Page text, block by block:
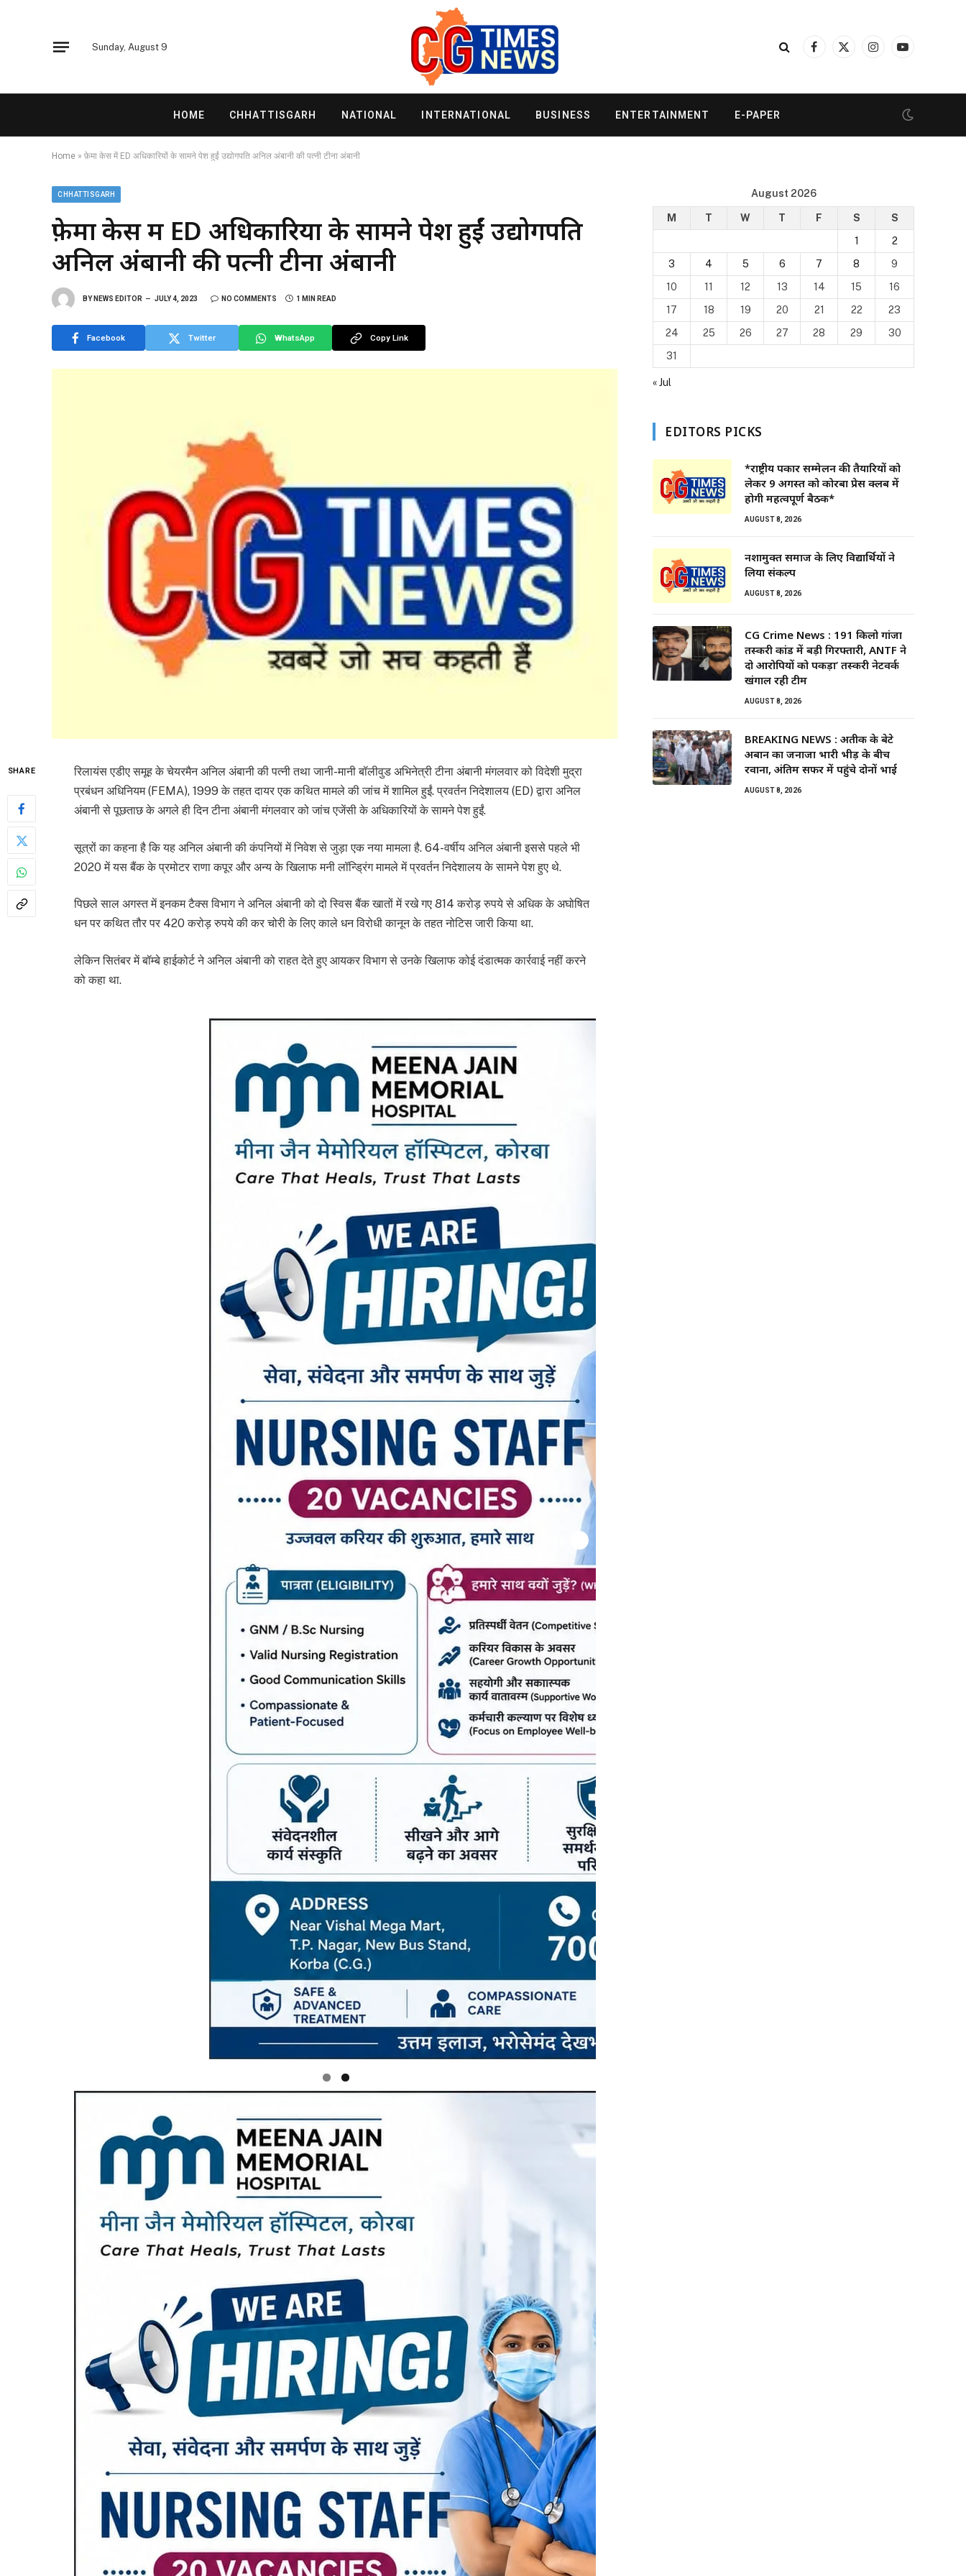
Sunday, August 9
Facebook
X
InstagramYouTube
HOME CHHATTISGARH NATIONAL INTERNATIONAL BUSINESS ENTERTAINMENT E-PAPER
Home » फ़ेमा केस में ED अधिकारियों के सामने पेश हुईं उद्योगपति अनिल अंबानी की पत्नी टीना अंबानी
CHHATTISGARH
फ़ेमा केस में ED अधिकारियों के सामने पेश हुईं उद्योगपति
अनिल अंबानी की पत्नी टीना अंबानी
BY NEWS EDITOR JULY 4, 2023 NO COMMENTS 1 MIN READ
Facebook Twitter WhatsApp Copy Link
SHARE
रिलायंस एडीए समूह के चेयरमैन अनिल अंबानी की पत्नी तथा जानी-मानी बॉलीवुड अभिनेत्री टीना अंबानी मंगलवार को विदेशी मुद्रा
प्रबंधन अधिनियम (FEMA), 1999 के तहत दायर एक कथित मामले की जांच में शामिल हुईं. प्रवर्तन निदेशालय (ED) द्वारा अनिल
अंबानी से पूछताछ के अगले ही दिन टीना अंबानी मंगलवार को जांच एजेंसी के अधिकारियों के सामने पेश हुईं.
सूत्रों का कहना है कि यह अनिल अंबानी की कंपनियों में निवेश से जुड़ा एक नया मामला है. 64-वर्षीय अनिल अंबानी इससे पहले भी
2020 में यस बैंक के प्रमोटर राणा कपूर और अन्य के खिलाफ मनी लॉन्ड्रिंग मामले में प्रवर्तन निदेशालय के सामने पेश हुए थे.
पिछले साल अगस्त में इनकम टैक्स विभाग ने अनिल अंबानी को दो स्विस बैंक खातों में रखे गए 814 करोड़ रुपये से अधिक के अघोषित
धन पर कथित तौर पर 420 करोड़ रुपये की कर चोरी के लिए काले धन विरोधी कानून के तहत नोटिस जारी किया था.
लेकिन सितंबर में बॉम्बे हाईकोर्ट ने अनिल अंबानी को राहत देते हुए आयकर विभाग से उनके खिलाफ कोई दंडात्मक कार्रवाई नहीं करने
को कहा था.
August 2026
M T W T F S
S
1
2
3
4 5 6 7 8
9
10
11 12 13 14 15
16
17
18 19 20 21 22
23
24
25 26 27 28 29
30
31
« Jul
EDITORS PICKS
*राष्ट्रीय पत्रकार सम्मेलन की तैयारियों को
लेकर 9 अगस्त को कोरबा प्रेस क्लब में
होगी महत्वपूर्ण बैठक*
AUGUST 8, 2026
नशामुक्त समाज के लिए विद्यार्थियों ने
लिया संकल्प
AUGUST 8, 2026
CG Crime News : 191 किलो गांजा
तस्करी कांड में बड़ी गिरफ्तारी, ANTF ने
दो आरोपियों को पकड़ा’ तस्करी नेटवर्क
खंगाल रही टीम
AUGUST 8, 2026
BREAKING NEWS : अतीक के बेटे
अबान का जनाजा भारी भीड़ के बीच
रवाना, अंतिम सफर में पहुंचे दोनों भाई
AUGUST 8, 2026